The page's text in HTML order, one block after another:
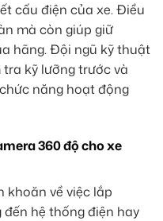
cấu điện của xe. Điều
mà còn giúp giữ
hãng. Đội ngũ kỹ thuật
kỹ lưỡng trước và
năng hoạt động
360 độ cho xe
khoăn về việc lắp
hệ thống điện hay